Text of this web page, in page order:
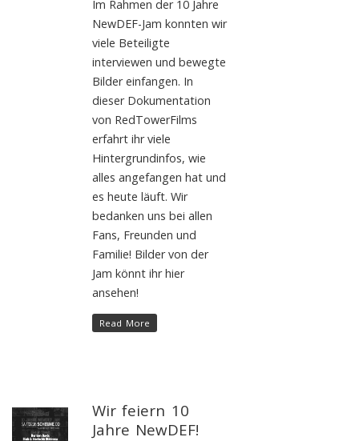
Im Rahmen der 10 Jahre
NewDEF-Jam konnten wir
viele Beteiligte
interviewen und bewegte
Bilder einfangen. In
dieser Dokumentation
von RedTowerFilms
erfahrt ihr viele
Hintergrundinfos, wie
alles angefangen hat und
es heute läuft. Wir
bedanken uns bei allen
Fans, Freunden und
Familie! Bilder von der
Jam könnt ihr hier
ansehen!
Read More
Wir feiern 10
Jahre NewDEF!